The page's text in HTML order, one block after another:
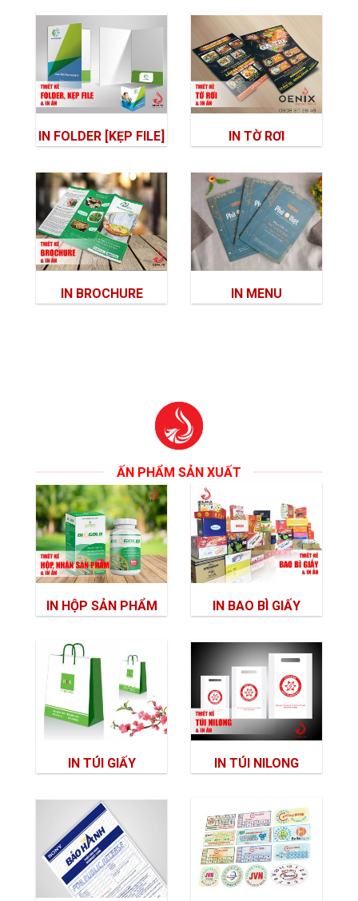
IN FOLDER [KẸP FILE] IN TỜ RƠI
IN BROCHURE IN MENU
ẤN PHẨM SẢN XUẤT
IN HỘP SẢN PHẨM IN BAO BÌ GIẤY
IN TÚI GIẤY IN TÚI NILONG